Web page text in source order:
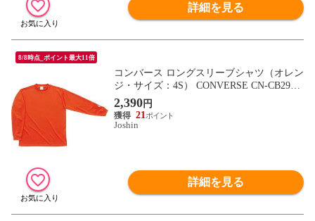
詳細を見る
8/8時点_ポイント最大11倍
コンバース ロングスリーブシャツ（オレン
ジ・サイズ：4S） CONVERSE CN-CB2913
24L-5600-4S 【返品種別A】
2,390円
21
Joshin
詳細を見る